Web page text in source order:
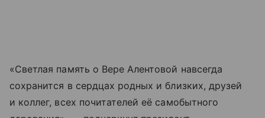
«Светлая память о Вере Алентовой навсегда
сохранится в сердцах родных и близких, друзей
и коллег, всех почитателей её самобытного